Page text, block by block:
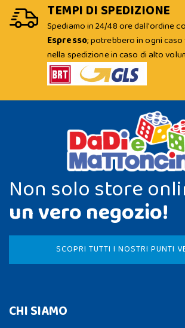
TEMPI DI SPEDIZIONE
Spediamo in 24/48 ore dall'ordine
Espresso; potrebbero in ogni
nella spedizione in caso di alto
Non solo store
un vero negozio!
SCOPRI TUTTI I NOSTRI PUNTI
CHI SIAMO